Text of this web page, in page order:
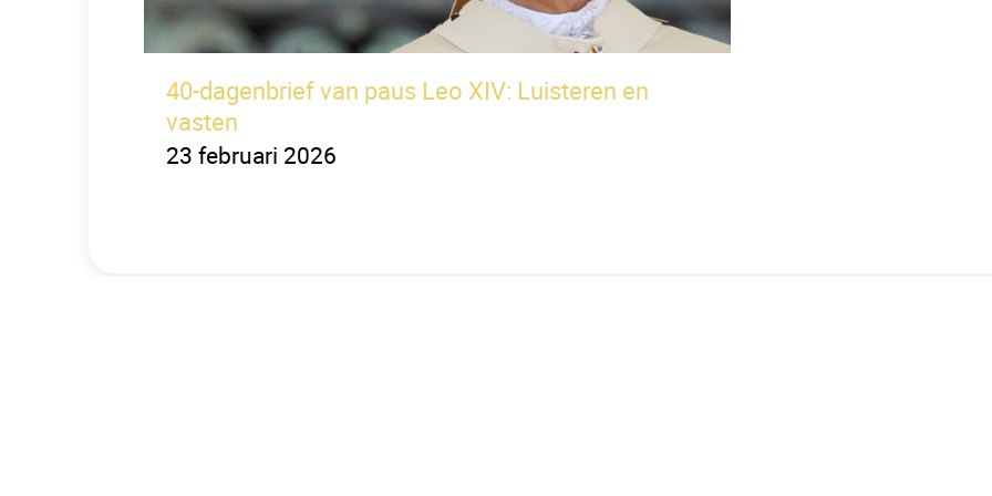
40-dagenbrief van paus Leo XIV: Luisteren en
vasten
23 februari 2026